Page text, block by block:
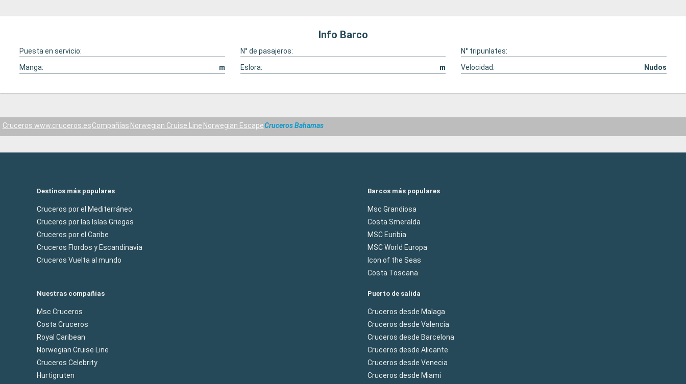
Info Barco
Puesta en servicio: N° de pasajeros:
N° tripunlates:
Manga:
m Eslora: m Velocidad: Nudos
Cruceros www.cruceros.esCompañías Norwegian Cruise Line Norwegian EscapeCruceros Bahamas
Destinos más populares
Cruceros por el Mediterráneo
Cruceros por las Islas Griegas
Cruceros por el Caribe
Cruceros Flordos y Escandinavia
Cruceros Vuelta al mundo
Barcos más populares
Msc Grandiosa
Costa Smeralda
MSC Euribia
MSC World Europa
Icon of the Seas
Costa Toscana
Nuestras compañías
Msc Cruceros
Costa Cruceros
Royal Caribean
Norwegian Cruise Line
Cruceros Celebrity
Hurtigruten
Puerto de salida
Cruceros desde Malaga
Cruceros desde Valencia
Cruceros desde Barcelona
Cruceros desde Alicante
Cruceros desde Venecia
Cruceros desde Miami